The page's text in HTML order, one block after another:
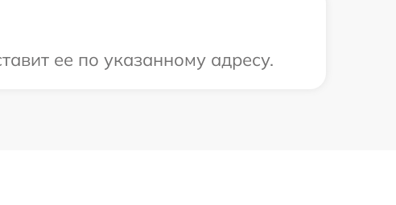
ее по указанному адресу.